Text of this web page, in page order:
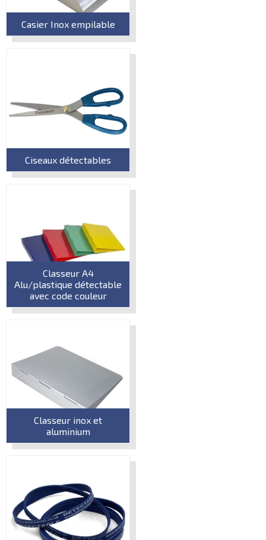
Casier Inox empilable
Ciseaux détectables
Classeur A4
Alu/plastique détectable
avec code couleur
Classeur inox et
aluminium